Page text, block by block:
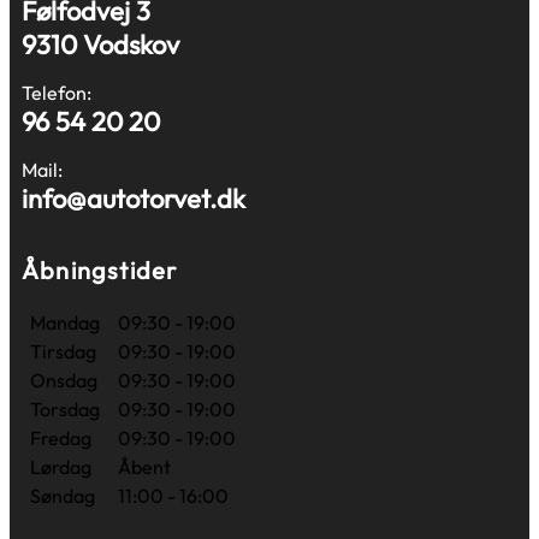
Følfodvej 3
9310 Vodskov
Telefon:
96 54 20 20
Mail:
info@autotorvet.dk
Åbningstider
Mandag
09:30 - 19:00
Tirsdag
09:30 - 19:00
Onsdag
09:30 - 19:00
Torsdag
09:30 - 19:00
Fredag
09:30 - 19:00
Lørdag
Åbent
Søndag
11:00 - 16:00